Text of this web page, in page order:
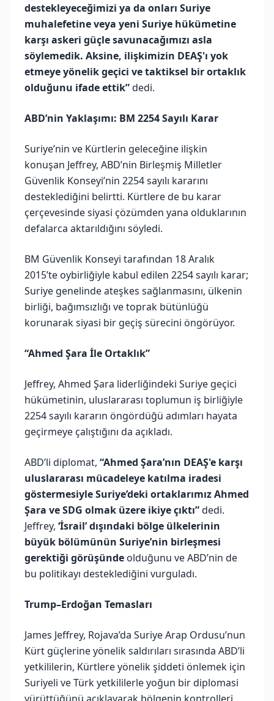
destekleyeceğimizi ya da onları Suriye
muhalefetine veya yeni Suriye hükümetine
karşı askeri güçle savunacağımızı asla
söylemedik. Aksine, ilişkimizin DEAŞ'ı yok
etmeye yönelik geçici ve taktiksel bir ortaklık
olduğunu ifade ettik”dedi.
ABD’nin Yaklaşımı: BM 2254 Sayılı Karar
Suriye’nin ve Kürtlerin geleceğine ilişkin
konuşan Jeffrey, ABD’nin Birleşmiş Milletler
Güvenlik Konseyi’nin 2254 sayılı kararını
desteklediğini belirtti. Kürtlere de bu karar
çerçevesinde siyasi çözümden yana olduklarının
defalarca aktarıldığını söyledi.
BM Güvenlik Konseyi tarafından 18 Aralık
2015’te oybirliğiyle kabul edilen 2254 sayılı karar;
Suriye genelinde ateşkes sağlanmasını, ülkenin
birliği, bağımsızlığı ve toprak bütünlüğü
korunarak siyasi bir geçiş sürecini öngörüyor.
“Ahmed Şara İle Ortaklık”
Jeffrey, Ahmed Şara liderliğindeki Suriye geçici
hükümetinin, uluslararası toplumun iş birliğiyle
2254 sayılı kararın öngördüğü adımları hayata
geçirmeye çalıştığını da açıkladı.
ABD’li diplomat, “Ahmed Şara’nın DEAŞ'e karşı
uluslararası mücadeleye katılma iradesi
göstermesiyle Suriye’deki ortaklarımız Ahmed
Şara ve SDG olmak üzere ikiye çıktı”dedi.
Jeffrey, ‘İsrail’ dışındaki bölge ülkelerinin
büyük bölümünün Suriye’nin birleşmesi
gerektiği görüşünde olduğunu ve ABD’nin de
bu politikayı desteklediğini vurguladı.
Trump–Erdoğan Temasları
James Jeffrey, Rojava’da Suriye Arap Ordusu’nun
Kürt güçlerine yönelik saldırıları sırasında ABD’li
yetkililerin, Kürtlere yönelik şiddeti önlemek için
Suriyeli ve Türk yetkililerle yoğun bir diplomasi